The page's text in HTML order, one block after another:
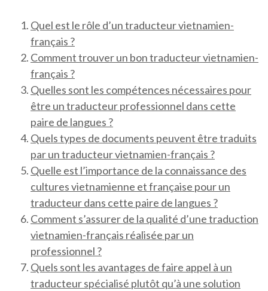
Quel est le rôle d’un traducteur vietnamien-
français ?
Comment trouver un bon traducteur vietnamien-
français ?
Quelles sont les compétences nécessaires pour
être un traducteur professionnel dans cette
paire de langues ?
Quels types de documents peuvent être traduits
par un traducteur vietnamien-français ?
Quelle est l’importance de la connaissance des
cultures vietnamienne et française pour un
traducteur dans cette paire de langues ?
Comment s’assurer de la qualité d’une traduction
vietnamien-français réalisée par un
professionnel ?
Quels sont les avantages de faire appel à un
traducteur spécialisé plutôt qu’à une solution